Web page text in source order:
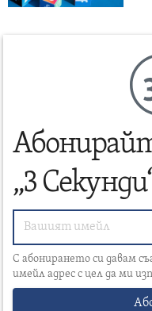
„3
С абонирането си давам
имейл адрес с цел да ми